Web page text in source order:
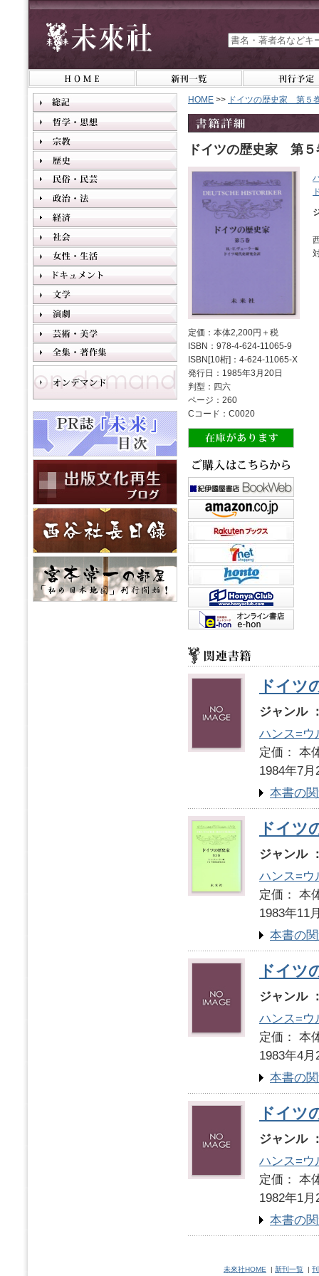
HOME >> ドイツの歴史家 第５
ドイツの歴史家 第５
定価：本体2,200円＋税
ISBN：978-4-624-11065-9
ISBN[10桁]：4-624-11065-X
発行日：1985年3月20日
判型：四六
ページ：260
Cコード：C0020
ドイ
ジャンル
ハンス=ウ
定価：
1984年7月
本書の
ドイ
ジャンル
ハンス=ウ
定価：
1983年11
本書の
ドイ
ジャンル
ハンス=ウ
定価：
1983年4月
本書の
ドイ
ジャンル
ハンス=ウ
定価：
1982年1月
本書の
未來社HOME 新刊一覧